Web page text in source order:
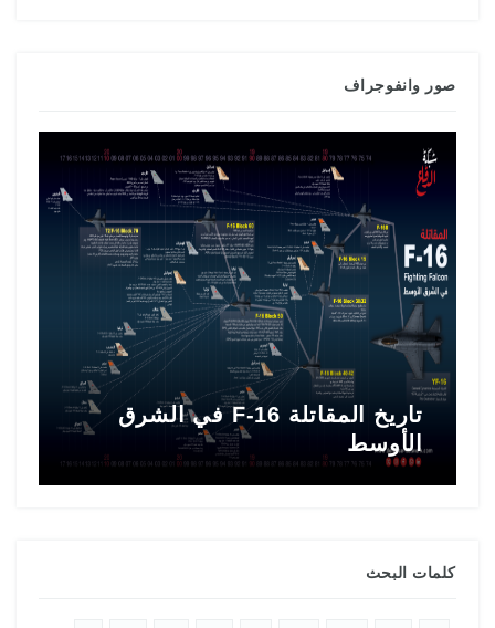
صور وانفوجراف
تاريخ المقاتلة F-16 في الشرق
الأوسط
كلمات البحث